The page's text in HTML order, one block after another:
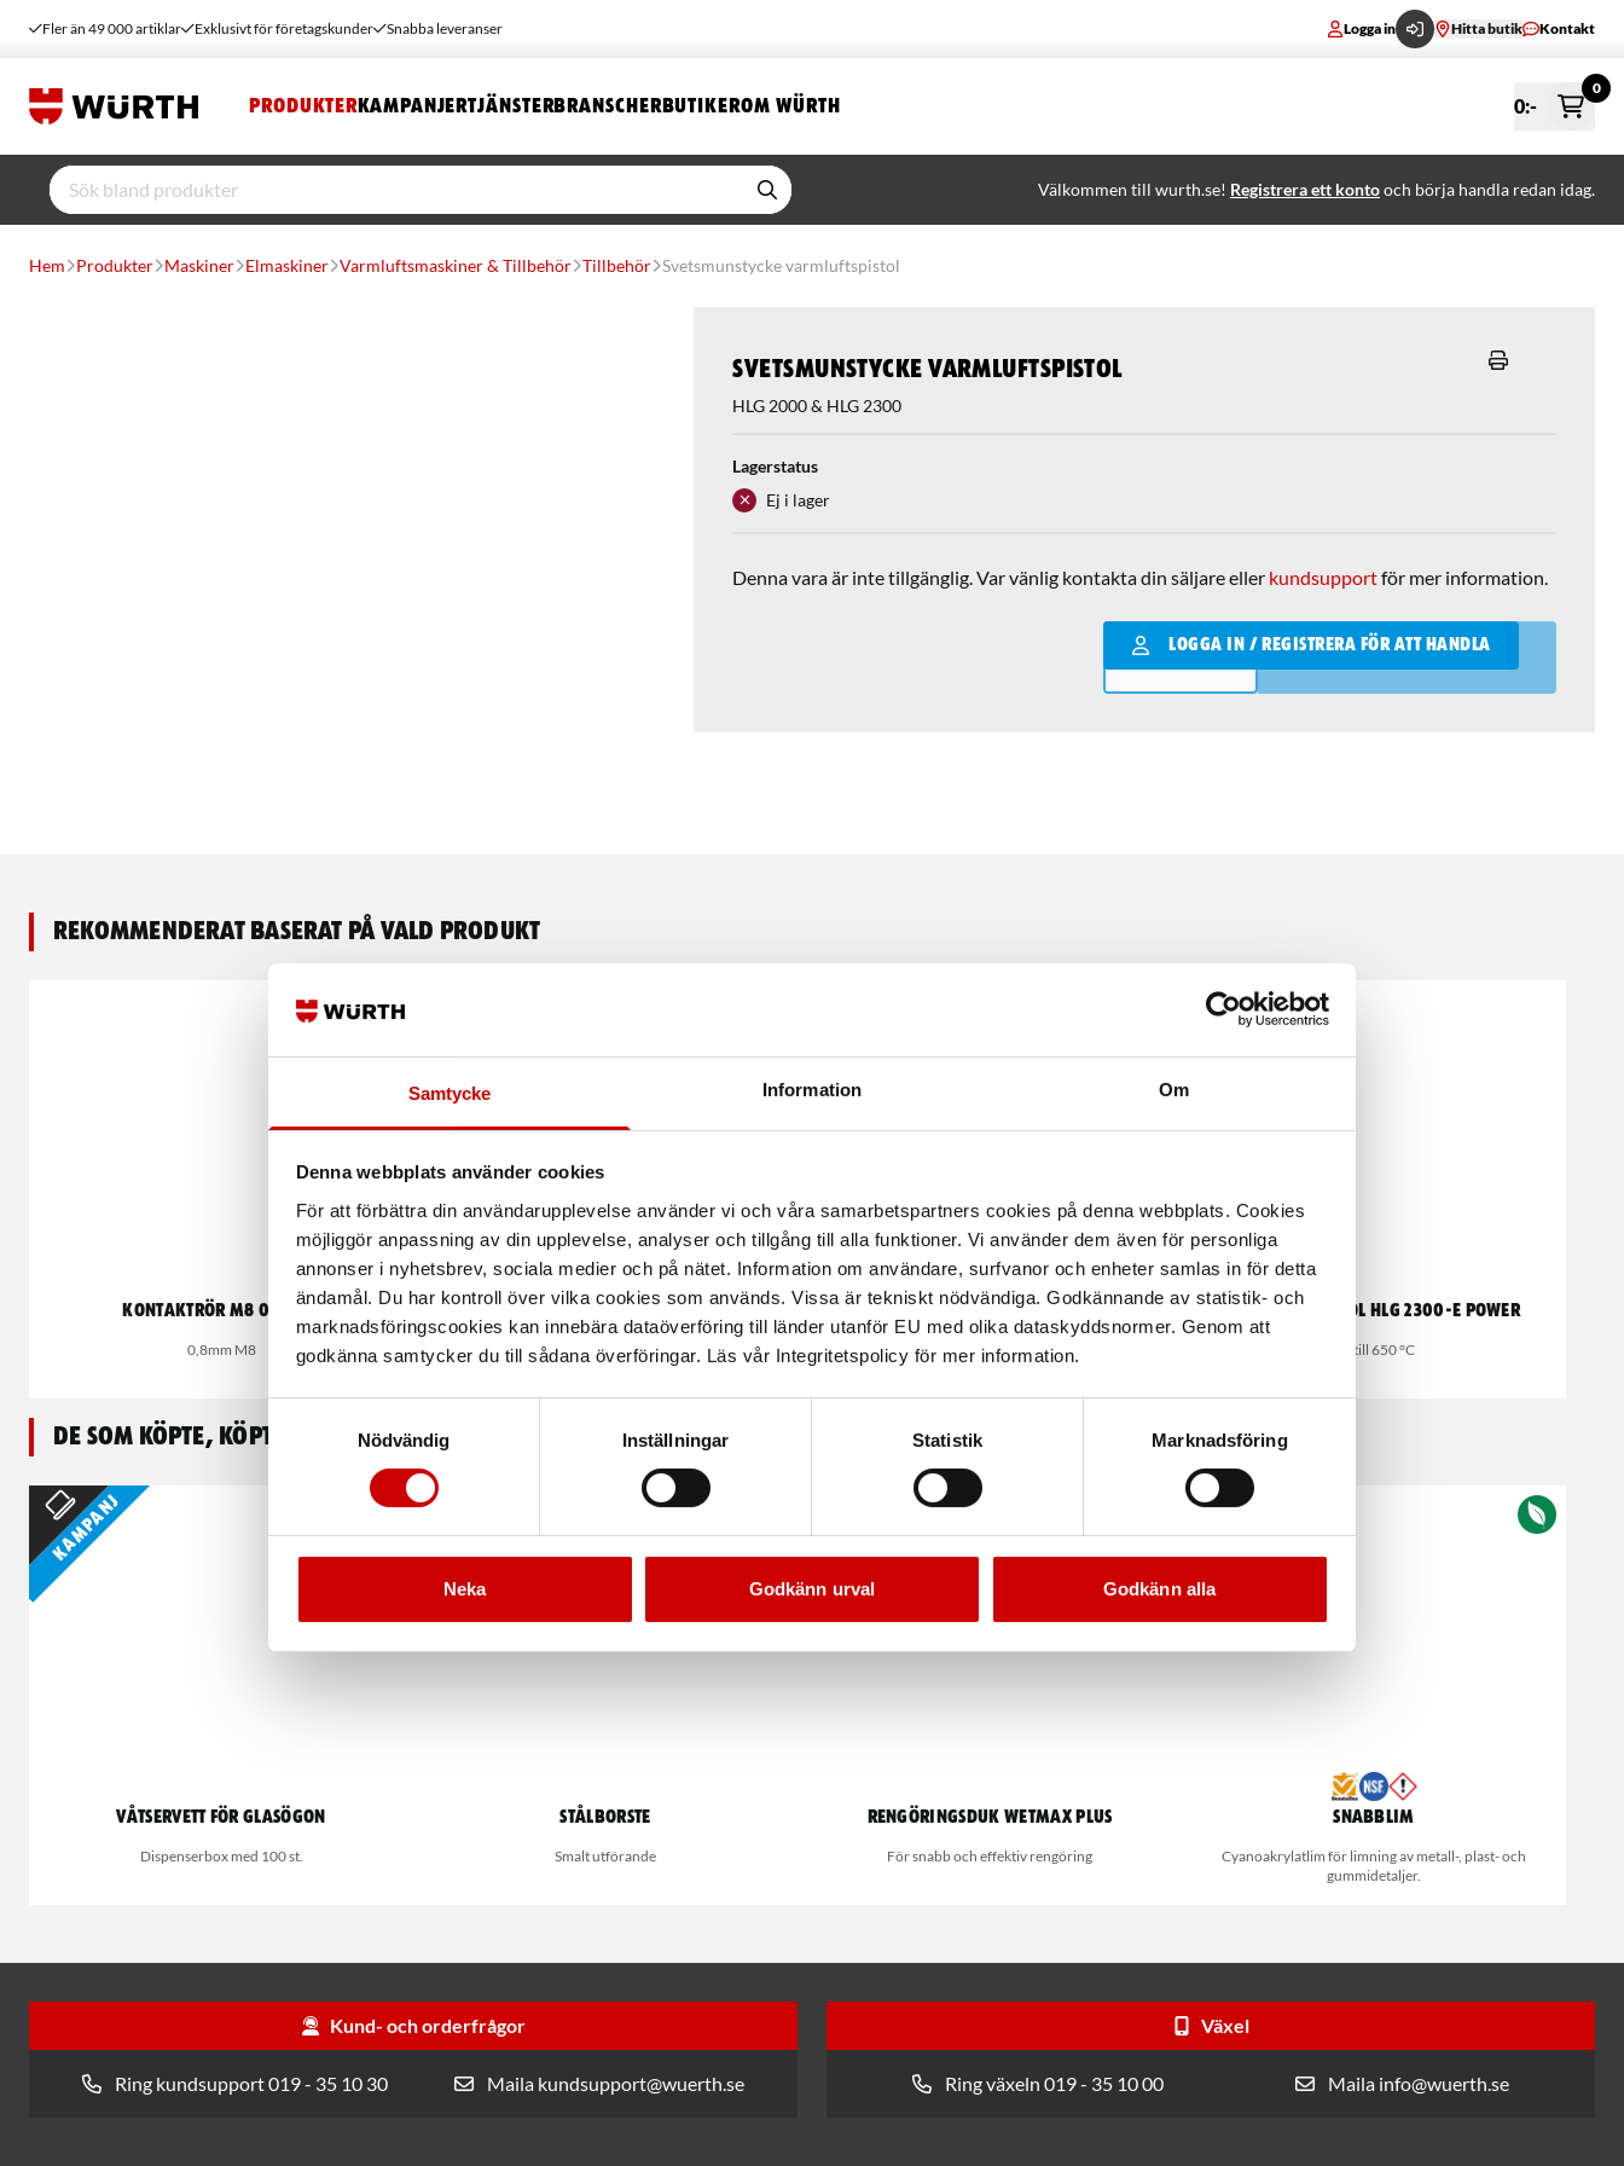
Samtycke Information Om
Denna webbplats använder cookies
För att förbättra din användarupplevelse använder vi och våra samarbetspartners cookies på denna webbplats. Cookies
möjliggör anpassning av din upplevelse, analyser och tillgång till alla funktioner. Vi använder dem även för personliga
annonser i nyhetsbrev, sociala medier och på nätet. Information om användare, surfvanor och enheter samlas in för detta
ändamål. Du har kontroll över vilka cookies som används. Vissa är tekniskt nödvändiga. Godkännande av statistik- och
marknadsföringscookies kan innebära dataöverföring till länder utanför EU med olika dataskyddsnormer. Genom att
godkänna samtycker du till sådana överföringar. Läs vår Integritetspolicy för mer information.
Nödvändig
Inställningar Statistik Marknadsföring
Neka Godkänn urval Godkänn alla
Fler än 49 000 artiklar Exklusivt för företagskunder Snabba leveranser Logga in Hitta butik Kontakt
PRODUKTER KAMPANJERTJÄNSTERBRANSCHERBUTIKEROM WÜRTH 0:-
0
Välkommen till wurth.se! Registrera ett kontooch börja handla redan idag.
Hem Produkter Maskiner Elmaskiner Varmluftsmaskiner & Tillbehör Tillbehör Svetsmunstycke varmluftspistol
Svetsmunstycke varmluftspistol
HLG 2000 & HLG 2300
Lagerstatus
Ej i lager
Denna vara är inte tillgänglig. Var vänlig kontakta din säljare eller kundsupportför mer information.
LOGGA IN / REGISTRERA FÖR ATT HANDLA
Qantity
LÄGG I VARUKORGEN
Rekommenderat baserat på vald produkt
Kontaktrör m8 0,8 mm
0,8mm M8
plastdetaljer
Ytmunstycke till varmluftpistol
B 50 mm
Varmluftspistol HLG 2300-E POWER
80 till 650 °C
De som köpte, köpte även
Kampanj
Våtservett för glasögon
Dispenserbox med 100 st.
Stålborste
Smalt utförande
Kampanj
Rengöringsduk Wetmax Plus
För snabb och effektiv rengöring
Kampanj
Snabblim
Cyanoakrylatlim för limning av metall-, plast- och
gummidetaljer.
Kund- och orderfrågor
Ring kundsupport 019 - 35 10 30 Maila kundsupport@wuerth.se
Växel
Ring växeln 019 - 35 10 00 Maila info@wuerth.se